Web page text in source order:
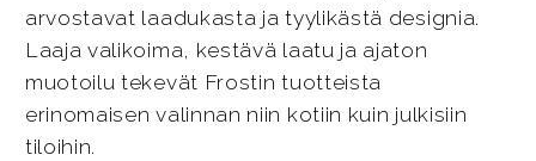
arvostavat laadukasta ja tyylikästä designia.
Laaja valikoima, kestävä laatu ja ajaton
muotoilu tekevät Frostin tuotteista
erinomaisen valinnan niin kotiin kuin julkisiin
tiloihin.